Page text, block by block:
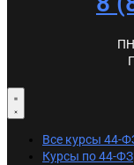
Все курсы 44-
Курсы по 44-ФЗ